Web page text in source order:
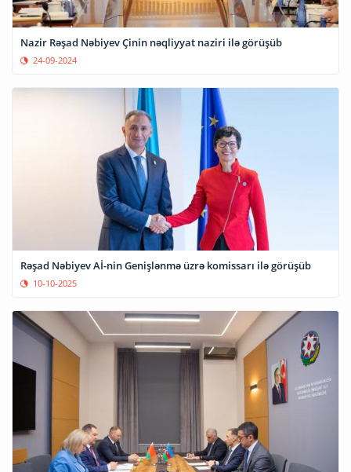
Nazir Rəşad Nəbiyev Çinin nəqliyyat naziri ilə görüşüb
24-09-2024
Rəşad Nəbiyev Aİ-nin Genişlənmə üzrə komissarı ilə görüşüb
10-10-2025